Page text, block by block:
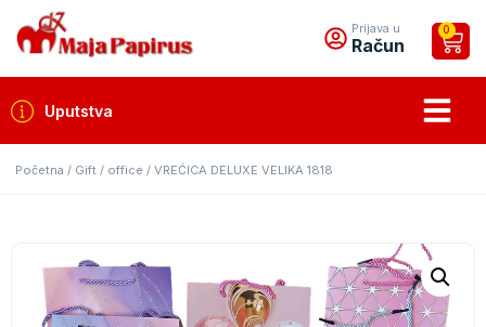
Prijava u
Račun
0
Uputstva
Početna / Gift / office / VREĆICA DELUXE VELIKA 1818